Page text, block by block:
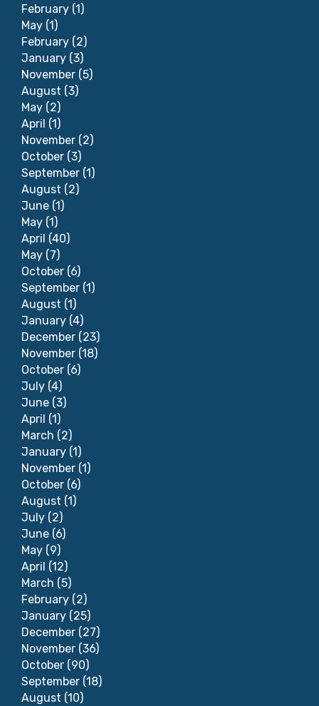
February (1)
May (1)
February (2)
January (3)
November (5)
August (3)
May (2)
April (1)
November (2)
October (3)
September (1)
August (2)
June (1)
May (1)
April (40)
May (7)
October (6)
September (1)
August (1)
January (4)
December (23)
November (18)
October (6)
July (4)
June (3)
April (1)
March (2)
January (1)
November (1)
October (6)
August (1)
July (2)
June (6)
May (9)
April (12)
March (5)
February (2)
January (25)
December (27)
November (36)
October (90)
September (18)
August (10)